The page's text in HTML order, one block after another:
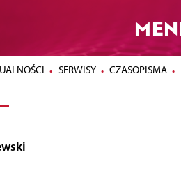
SERWISY CZASOPISMA